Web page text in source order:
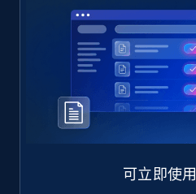
可立即使